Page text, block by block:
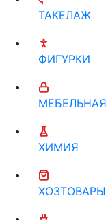
ТАКЕЛАЖ
ФИГУРКИ
ХИМИЯ
ХОЗТОВАРЫ